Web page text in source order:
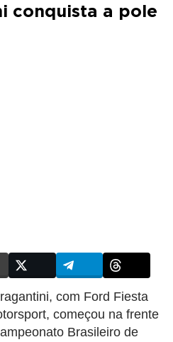
conquista a pole
com Ford Fiesta
começou na frente
Brasileiro de